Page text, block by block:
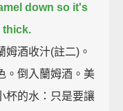
down so it's
thick.
酒收汁(註二)。
。倒入蘭姆酒。美
杯的水：只是要讓